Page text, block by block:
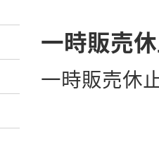
一時販売
一時販売休